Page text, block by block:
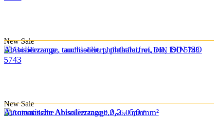
New Sale
Abisolierzange, tauchisoliert, phthalatfrei, rot, DIN ISO
5743
New Sale
Automatische Abisolierzange 0,2 - 6,0 mm²